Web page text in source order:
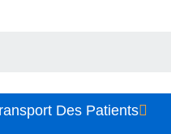
Des Patients